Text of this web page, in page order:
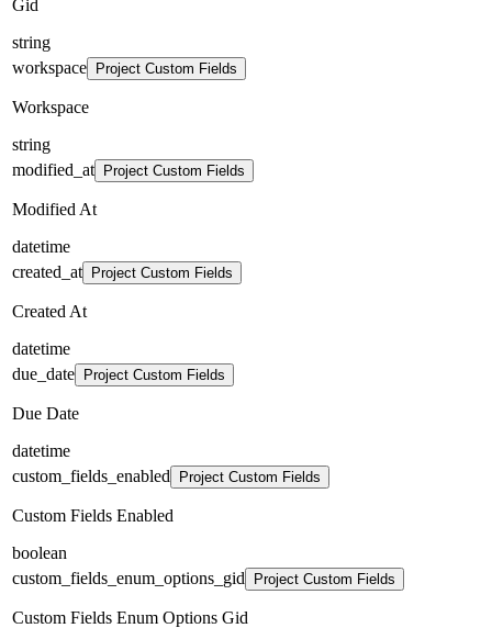
Gid
string
workspace
Project Custom Fields
Workspace
string
modified_at
Project Custom Fields
Modified At
datetime
created_at
Project Custom Fields
Created At
datetime
due_date
Project Custom Fields
Due Date
datetime
custom_fields_enabled
Project Custom Fields
Custom Fields Enabled
boolean
custom_fields_enum_options_gid
Project Custom Fields
Custom Fields Enum Options Gid